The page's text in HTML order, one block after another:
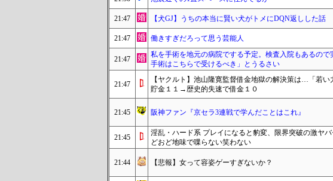
21:47 【犬GJ】うちの本当に賢い犬がトメにDQN返しした話
21:47 働きすぎだろって思う芸能人
21:47
私を手術を地元の病院でする予定。検査入院もあるの
手術はこちらで受けるべき」とうるさい
21:47
【ヤクルト】池山隆寛監督借金地獄の解決策は…「若
貯金１１→歴史的失速で借金１０
21:45 阪神ファン『京セラ3連戦で学んだことはこれ』
21:45
淫乱・ハード系 プレイになると豹変、限界突破の激ヤ
どおど地味で喋らない笑わない
21:44 【悲報】女って容姿ゲーすぎないか？